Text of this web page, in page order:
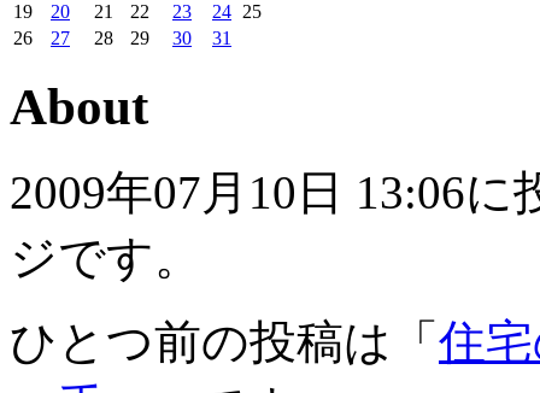
19
20 21 22 23 24 25
26
27 28 29 30 31
About
2009年07月10日 13:06
ジです。
ひとつ前の投稿は「 住